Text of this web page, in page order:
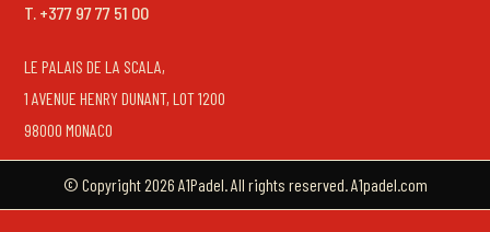
T. +377 97 77 51 00
LE PALAIS DE LA SCALA,
1 AVENUE HENRY DUNANT, LOT 1200
98000 MONACO
© Copyright 2026 A1Padel. All rights reserved. A1padel.com